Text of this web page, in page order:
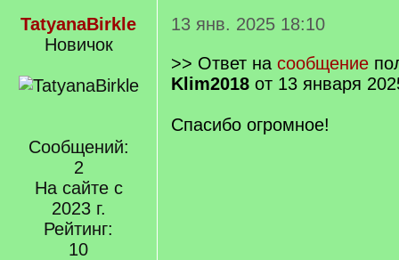
TatyanaBirkle
Новичок
Сообщений:
2
На сайте с
2023 г.
Рейтинг:
10
13 янв. 2025 18:10
>> Ответ на сообщение
Klim2018 от 13 января
Спасибо огромное!